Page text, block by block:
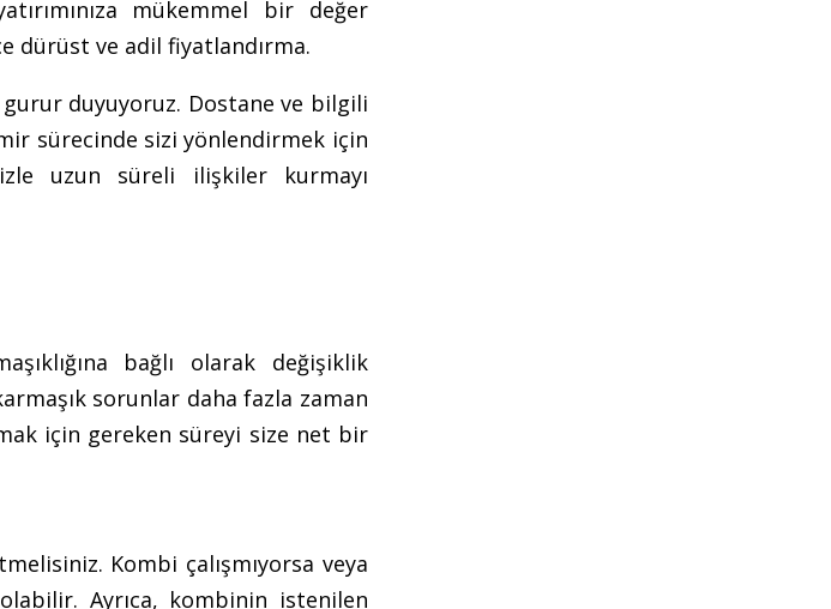
mükemmel bir değer
dürüst ve adil fiyatlandırma.
duyuyoruz. Dostane ve bilgili
sürecinde sizi yönlendirmek için
uzun süreli ilişkiler kurmayı
bağlı olarak değişiklik
sorunlar daha fazla zaman
için gereken süreyi size net bir
Kombi çalışmıyorsa veya
Ayrıca, kombinin istenilen